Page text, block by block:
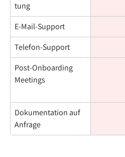
tung
E-Mail-Support
Telefon-Support
Post-Onboarding
Meetings
Dokumentation auf
Anfrage